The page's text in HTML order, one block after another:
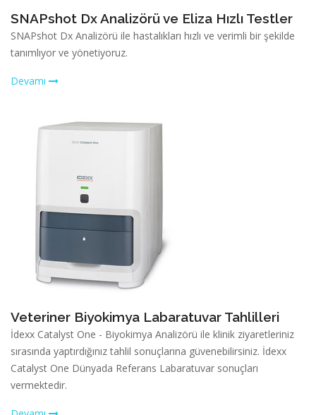
SNAPshot Dx Analizörü ve Eliza Hızlı Testler
SNAPshot Dx Analizörü ile hastalıkları hızlı ve verimli bir şekilde
tanımlıyor ve yönetiyoruz.
Devamı
Veteriner Biyokimya Labaratuvar Tahlilleri
İdexx Catalyst One - Biyokimya Analizörü ile klinik ziyaretleriniz
sırasında yaptırdığınız tahlil sonuçlarına güvenebilirsiniz. İdexx
Catalyst One Dünyada Referans Labaratuvar sonuçları
vermektedir.